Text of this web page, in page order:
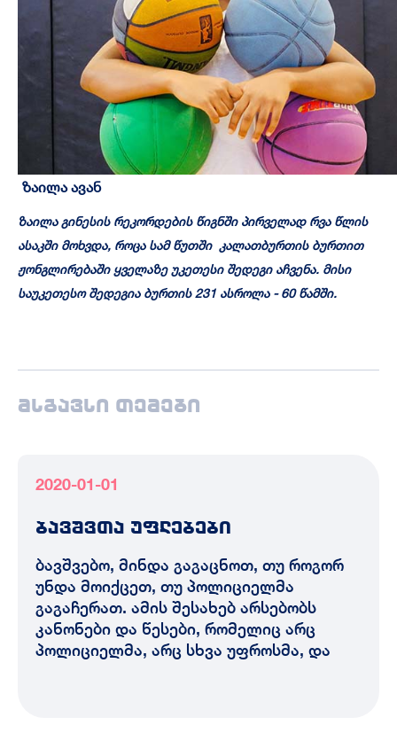
ზაილა ავან
ზაილა გინესის რეკორდების წიგნში პირველად რვა წლის
ასაკში მოხვდა, როცა სამ წუთში კალათბურთის ბურთით
ჟონგლირებაში ყველაზე უკეთესი შედეგი აჩვენა. მისი
საუკეთესო შედეგია ბურთის 231 ასროლა - 60 წამში.
მსგავსი თემები
2020-01-01
ბავშვთა უფლებები
ბავშვებო, მინდა გაგაცნოთ, თუ როგორ
უნდა მოიქცეთ, თუ პოლიციელმა
გაგაჩერათ. ამის შესახებ არსებობს
კანონები და წესები, რომელიც არც
პოლიციელმა, არც სხვა უფროსმა, და